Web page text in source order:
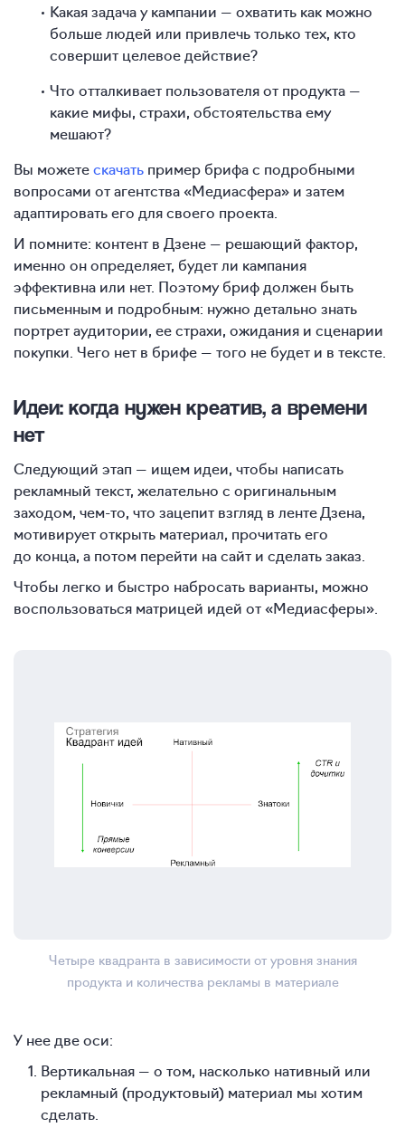
Какая задача у кампании — охватить как можно
больше людей или привлечь только тех, кто
совершит целевое действие?
Что отталкивает пользователя от продукта —
какие мифы, страхи, обстоятельства ему
мешают?
Вы можетескачать пример брифа с подробными
вопросами от агентства «Медиасфера» и затем
адаптировать его для своего проекта.
И помните: контент в Дзене — решающий фактор,
именно он определяет, будет ли кампания
эффективна или нет. Поэтому бриф должен быть
письменным и подробным: нужно детально знать
портрет аудитории, ее страхи, ожидания и сценарии
покупки. Чего нет в брифе — того не будет и в тексте.
Идеи: когда нужен креатив, а времени
нет
Следующий этап — ищем идеи, чтобы написать
рекламный текст, желательно с оригинальным
заходом, чем-то, что зацепит взгляд в ленте Дзена,
мотивирует открыть материал, прочитать его
до конца, а потом перейти на сайт и сделать заказ.
Чтобы легко и быстро набросать варианты, можно
воспользоваться матрицей идей от «Медиасферы».
Четыре квадранта в зависимости от уровня знания
продукта и количества рекламы в материале
У нее две оси:
Вертикальная — о том, насколько нативный или
рекламный (продуктовый) материал мы хотим
сделать.